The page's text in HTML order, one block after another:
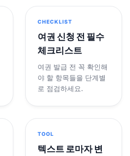
CHECKLIST
여권 신청 전 필수
체크리스트
여권 발급 전 꼭 확인해
야 할 항목들을 단계별
로 점검하세요.
TOOL
텍스트 로마자 변